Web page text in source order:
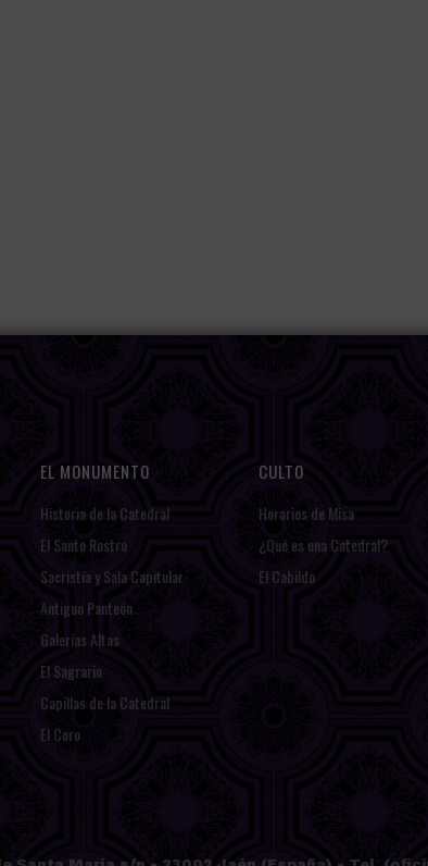
EL MONUMENTO
Historia de la Catedral
El Santo Rostro
Sacristía y Sala Capitular
Antiguo Panteón
Galerías Altas
El Sagrario
Capillas de la Catedral
El Coro
CULTO
Horarios de Misa
¿Qué es una Catedral?
El Cabildo